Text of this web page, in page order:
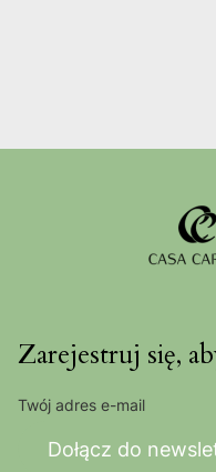
Zarejestruj się,
Twój adres e-mail
Dołącz do